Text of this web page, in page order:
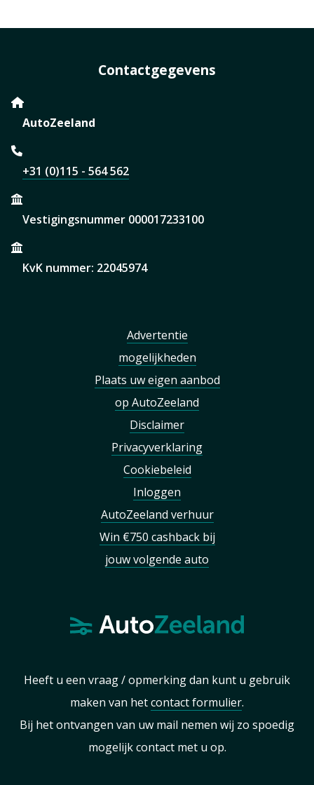
Contactgegevens
AutoZeeland
+31 (0)115 - 564 562
Vestigingsnummer 000017233100
KvK nummer: 22045974
Advertentie
mogelijkheden
Plaats uw eigen aanbod
op AutoZeeland
Disclaimer
Privacyverklaring
Cookiebeleid
Inloggen
AutoZeeland verhuur
Win €750 cashback bij
jouw volgende auto
Heeft u een vraag / opmerking dan kunt u gebruik
maken van hetcontact formulier.
Bij het ontvangen van uw mail nemen wij zo spoedig
mogelijk contact met u op.